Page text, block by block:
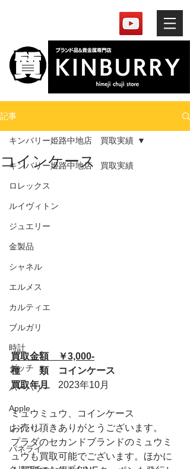
記事
キンバリー姫路中地店 買取実績
ロレックス
ルイヴィトン
ジュエリー
金製品
シャネル
エルメス
カルティエ
ブルガリ
時計
グッチ
バーバリー
Apple
レイバン
パネライ
キンバリー姫路中地店 買取実績
コインケース
買取金額　￥3,000-
種　　類　コインケース
買取年月 2023年10月
ミュウミュウ、コインケース
お売り頂きありがとうございます。
プラダのセカンドブランドのミュウミ
ュウも買取可能でございます。ほかに